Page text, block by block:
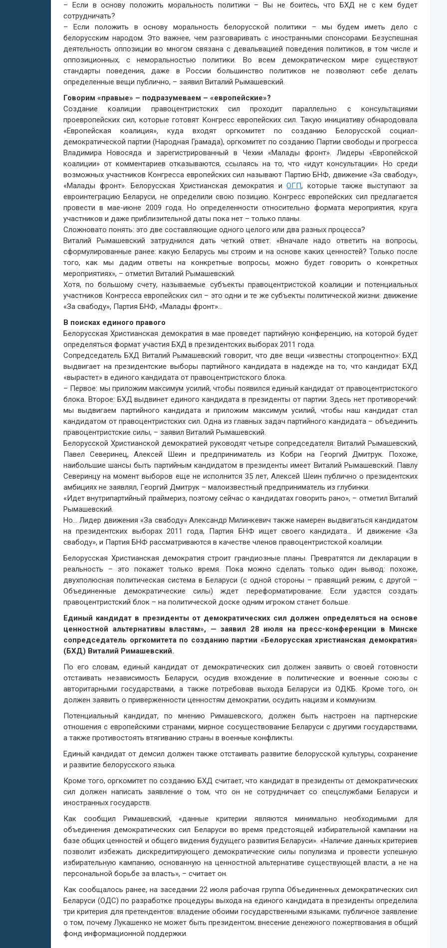
– Если в основу положить моральность политики – Вы не боитесь, что БХД не с кем будет
сотрудничать?
– Если положить в основу моральность белорусской политики – мы будем иметь дело с
белорусским народом. Это важнее, чем разговаривать с иностранными спонсорами. Безуспешная
деятельность оппозиции во многом связана с девальвацией поведения политиков, в том числе и
оппозиционных, с неморальностью политики. Во всем демократическом мире существуют
стандарты поведения, даже в России большинство политиков не позволяют себе делать
определенные вещи публично, – заявил Виталий Рымашевский.
Говорим «правые» – подразумеваем – «европейские»?
Создание коалиции правоцентристских сил проходит параллельно с консультациями
проевропейских сил, которые готовят Конгресс европейских сил. Такую инициативу обнародовала
«Европейская коалиция», куда входят оргкомитет по созданию Белорусской социал-
демократической партии (Народная Грамада), оргкомитет по созданию Партии свободы и прогресса
Владимира Новосяда и зарегистрированный в Чехии «Малады фронт». Лидеры «Европейской
коалиции» от комментариев отказываются, ссылаясь на то, что «идут консультации». Но среди
возможных участников Конгресса европейских сил называют Партию БНФ, движение «За свабоду»,
«Малады фронт». Белорусская Христианская демократия иОГП, которые также выступают за
евроинтеграцию Беларуси, не определили свою позицию. Конгресс европейских сил предлагается
провести в мае-июне 2009 года. Но определенности относительно формата мероприятия, круга
участников и даже приблизительной даты пока нет – только планы.
Сложновато понять: это две составляющие одного целого или два разных процесса?
Виталий Рымашевский затруднился дать четкий ответ. «Вначале надо ответить на вопросы,
сформулированные ранее: какую Беларусь мы строим и на основе каких ценностей? Только после
того, как мы дадим ответы на конкретные вопросы, можно будет говорить о конкретных
мероприятиях», – отметил Виталий Рымашевский.
Хотя, по большому счету, называемые субъекты правоцентристской коалиции и потенциальных
участников Конгресса европейских сил – это одни и те же субъекты политической жизни: движение
«За свабоду», Партия БНФ, «Малады фронт»…
В поисках единого правого
Белорусская Христианская демократия в мае проведет партийную конференцию, на которой будет
определяться формат участия БХД в президентских выборах 2011 года.
Сопредседатель БХД Виталий Рымашевский говорит, что две вещи «известны стопроцентно»: БХД
выдвигает на президентские выборы партийного кандидата в надежде на то, что кандидат БХД
«вырастет» в единого кандидата от правоцентристского блока.
– Первое: мы приложим максимум усилий, чтобы появился единый кандидат от правоцентристского
блока. Второе: БХД выдвинет единого кандидата в президенты от партии. Здесь нет противоречий:
мы выдвигаем партийного кандидата и приложим максимум усилий, чтобы наш кандидат стал
кандидатом от правоцентристских сил. Одна из главных задач партийного кандидата – объединить
правоцентристские силы, – заявил Виталий Рымашевский.
Белорусской Христианской демократией руководят четыре сопредседателя: Виталий Рымашевский,
Павел Северинец, Алексей Шеин и предприниматель из Кобри на Георгий Дмитрук. Похоже,
наибольшие шансы быть партийным кандидатом в президенты имеет Виталий Рымашевский. Павлу
Северинцу на момент выборов еще не исполнится 35 лет, Алексей Шеин публично о президентских
амбициях не заявлял, Георгий Дмитрук – малоизвестный предприниматель из глубинки.
«Идет внутрипартийный праймериз, поэтому сейчас о кандидатах говорить рано», – отметил Виталий
Рымашевский.
Но… Лидер движения «За свабоду» Александр Милинкевич также намерен выдвигаться кандидатом
на президентских выборах 2011 года, Партия БНФ ищет своего кандидата… И движение «За
свабоду», и Партия БНФ рассматриваются в качестве членов правоцентристской коалиции.
Белорусская Христианская демократия строит грандиозные планы. Превратятся ли декларации в
реальность – это покажет только время. Пока можно сделать только один вывод: похоже,
двухполюсная политическая система в Беларуси (с одной стороны – правящий режим, с другой –
Объединенные демократические силы) ждет переформатирование. Если удастся создать
правоцентристский блок – на политической доске одним игроком станет больше.
Единый кандидат в президенты от демократических сил должен определяться на основе
ценностной альтернативы властям», — заявил 28 июля на пресс-конференции в Минске
сопредседатель оргкомитета по созданию партии «Белорусская христианская демократия»
(БХД) Виталий Римашевский.
По его словам, единый кандидат от демократических сил должен заявить о своей готовности
отстаивать независимость Беларуси, осудив вхождение в политические и военные союзы с
авторитарными государствами, а также потребовав выхода Беларуси из ОДКБ. Кроме того, он
должен заявить о приверженности ценностям демократии, осудить нацизм и коммунизм.
Потенциальный кандидат, по мнению Римашевского, должен быть настроен на партнерские
отношения с европейскими странами, мирное сосуществование Беларуси с другими государствами,
а также противостоять втягиванию страны в военные конфликты.
Единый кандидат от демсил должен также отстаивать развитие белорусской культуры, сохранение
и развитие белорусского языка.
Кроме того, оргкомитет по созданию БХД считает, что кандидат в президенты от демократических
сил должен написать заявление о том, что он не сотрудничает со спецслужбами Беларуси и
иностранных государств.
Как сообщил Римашевский, «данные критерии являются минимально необходимыми для
объединения демократических сил Беларуси во время предстоящей избирательной кампании на
базе общих ценностей и общего видения будущего развития Беларуси». «Наличие данных критериев
позволит избежать дискредитирующего демократические силы популизма и провести успешную
избирательную кампанию, основанную на ценностной альтернативе существующей власти, а не на
персональной борьбе за власть», – считает он.
Как сообщалось ранее, на заседании 22 июля рабочая группа Объединенных демократических сил
Беларуси (ОДС) по разработке процедуры выхода на единого кандидата в президенты определила
три критерия для претендентов: владение обоими государственными языками; публичное заявление
о том, почему Лукашенко не может быть президентом; внесение денежного пожертвования в общий
фонд информационной поддержки.